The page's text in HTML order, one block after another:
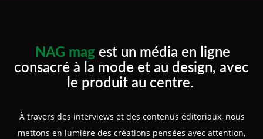
NAG mag est un média en ligne
consacré à la mode et au design, avec
le produit au centre.
À travers des interviews et des contenus éditoriaux, nous
mettons en lumière des créations pensées avec attention,